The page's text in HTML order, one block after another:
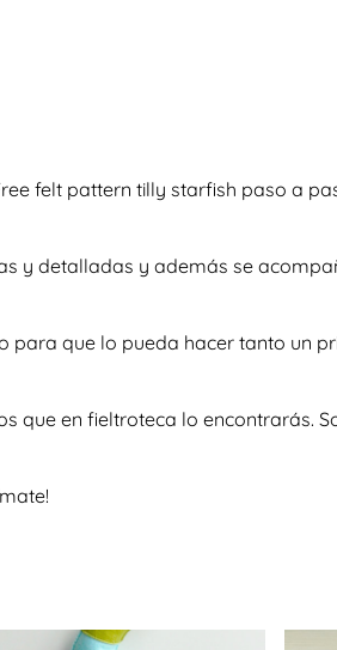
felt pattern tilly starfish paso a
y detalladas y además se
para que lo pueda hacer tanto un
que en fieltroteca lo encontrarás.